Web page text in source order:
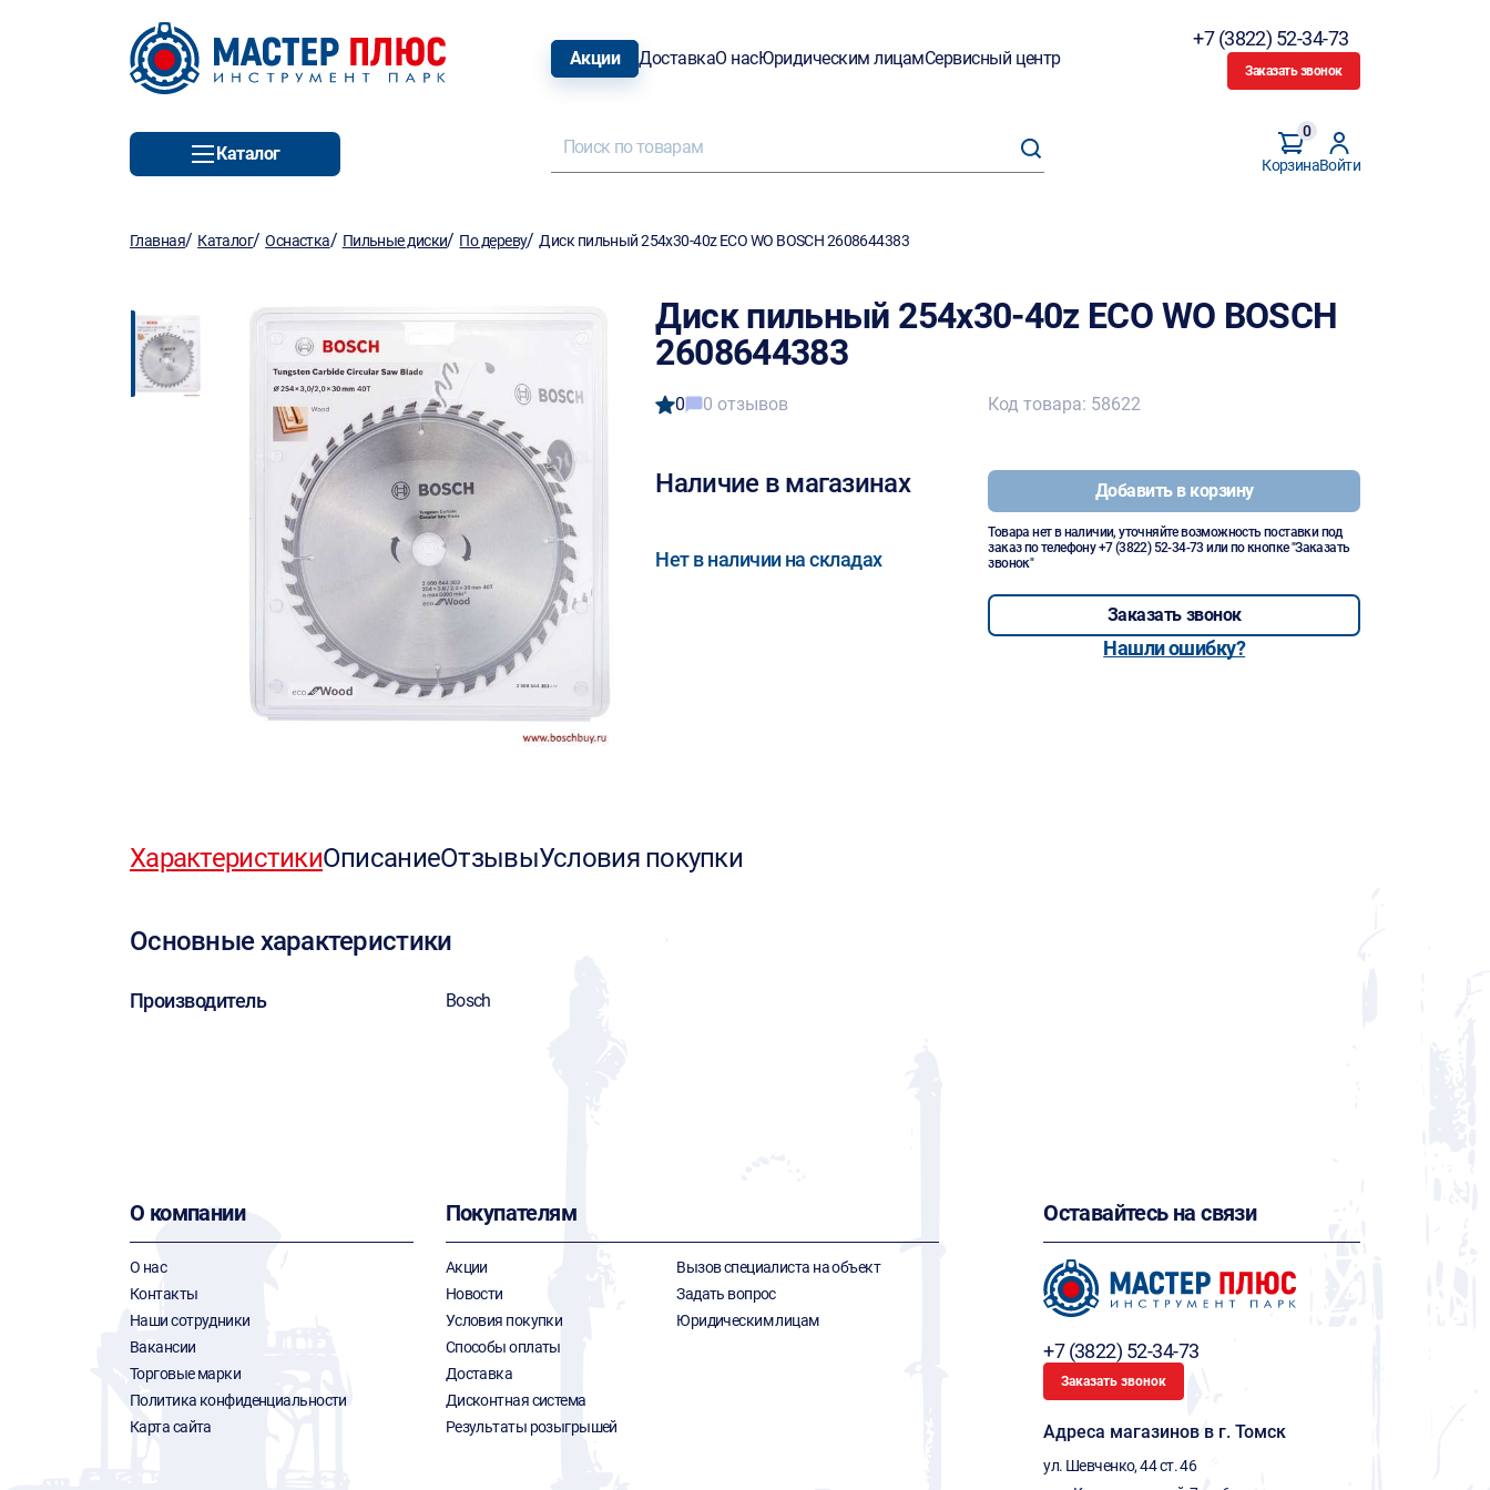
Акции ДоставкаО насЮридическим лицамСервисный центр
+7 (3822) 52-34-73
Заказать звонок
Каталог
Корзина
0
Войти
Главная/ Каталог/Оснастка/ Пильные диски/ По дереву/Диск пильный 254х30-40z ECO WO BOSCH 2608644383
Диск пильный 254х30-40z ECO WO BOSCH
2608644383
0 0 отзывов
Наличие в магазинах
Нет в наличии на складах
Код товара: 58622
Добавить в корзину
Товара нет в наличии, уточняйте возможность поставки под
заказ по телефону+7 (3822) 52-34-73 или по кнопке "Заказать
звонок"
Заказать звонок
Нашли ошибку?
ХарактеристикиОписаниеОтзывыУсловия покупки
Основные характеристики
Производитель Bosch
О компании
О нас
Контакты
Наши сотрудники
Вакансии
Торговые марки
Политика конфиденциальности
Карта сайта
Покупателям
Акции
Новости
Условия покупки
Способы оплаты
Доставка
Дисконтная система
Результаты розыгрышей
Вызов специалиста на объект
Задать вопрос
Юридическим лицам
Оставайтесь на связи
+7 (3822) 52-34-73
Заказать звонок
Адреса магазинов в г. Томск
ул. Шевченко, 44 ст. 46